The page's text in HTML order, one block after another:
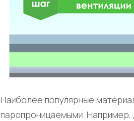
Наиболее популярные
паропроницаемыми. Например,